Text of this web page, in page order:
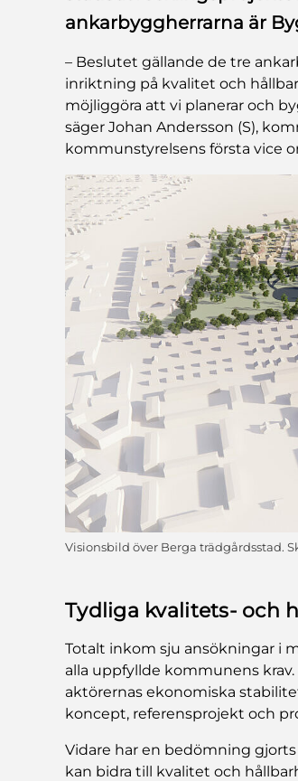
ankarbyggherrarna är
– Beslutet gällande de tre
inriktning på kvalitet och
möjliggöra att vi planerar och
säger Johan Andersson (S),
kommunstyrelsens första vice
Visionsbild över Berga trädgårdsstad.
Tydliga kvalitets- och
Totalt inkom sju ansökningar i
alla uppfyllde kommunens
aktörernas ekonomiska
koncept, referensprojekt och
Vidare har en bedömning
kan bidra till kvalitet och